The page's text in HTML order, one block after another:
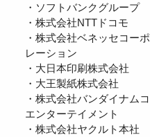
・ソフトバンクグループ
・株式会社NTTドコモ
・株式会社ベネッセコーポ
レーション
・大日本印刷株式会社
・大王製紙株式会社
・株式会社バンダイナムコ
エンターテイメント
・株式会社ヤクルト本社